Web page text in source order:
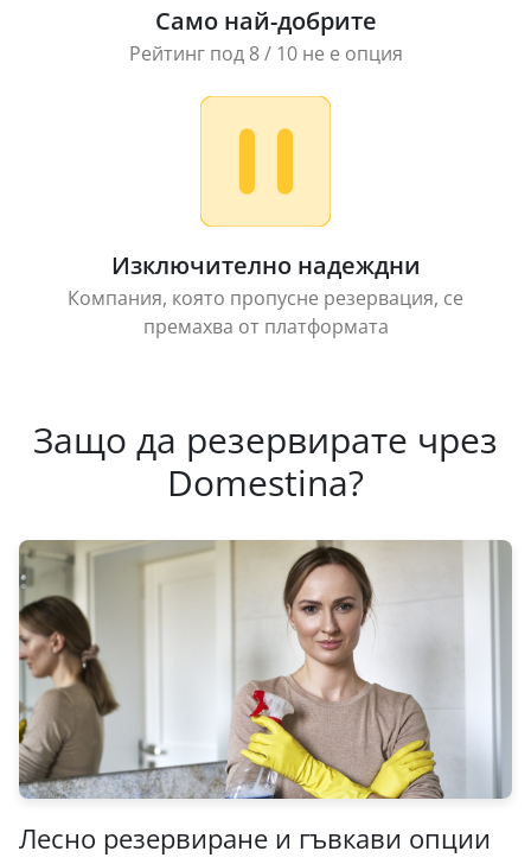
Само най-добрите
Рейтинг под 8 / 10 не е опция
Изключително надеждни
Компания, която пропусне резервация, се
премахва от платформата
Защо да резервирате чрез
Domestina?
Лесно резервиране и гъвкави опции